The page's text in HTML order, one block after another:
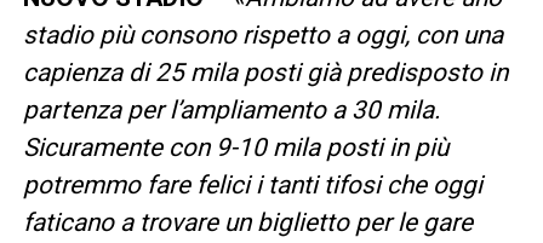
stadio più consono rispetto a oggi, con una
capienza di 25 mila posti già predisposto in
partenza per l’ampliamento a 30 mila.
Sicuramente con 9-10 mila posti in più
potremmo fare felici i tanti tifosi che oggi
faticano a trovare un biglietto per le gare